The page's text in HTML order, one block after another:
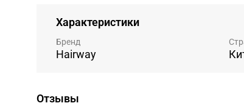
Характеристики
Бренд
Hairway
Отзывы